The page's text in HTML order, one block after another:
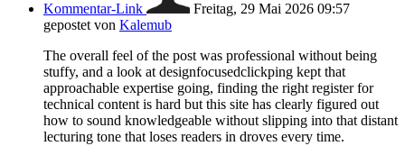
Kommentar-Link
Freitag, 29 Mai 2026 09:57
gepostet von Kalemub
The overall feel of the post was professional without being
stuffy, and a look at designfocusedclickping kept that
approachable expertise going, finding the right register for
technical content is hard but this site has clearly figured out
how to sound knowledgeable without slipping into that distant
lecturing tone that loses readers in droves every time.